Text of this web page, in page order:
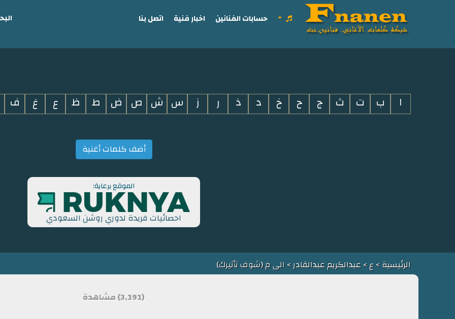
i
حسابات الفنانين اخبار فنية اتصل بنا
ا ب ت ث ج ح خ د ذ ر ز س ش ص ض ط ظ ع غ ف
أضف كلمات أغنية
الموقع برعاية:
احصائيات فريدة لدوري روشن السعودي
الرئيسية>ع>عبدالكريم عبدالقادر> الى م (شوف تأثيرك)
(3,191) مشاهدة